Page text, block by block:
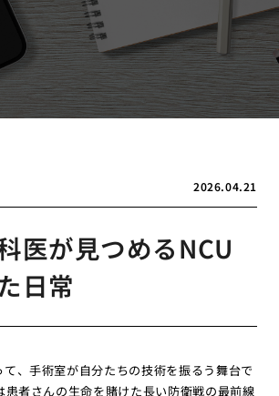
2026.04.21
医が見つめるNCU
日常
、手術室が自分たちの技術を振るう舞台で
患者さんの生命を賭けた長い防衛戦の最前線